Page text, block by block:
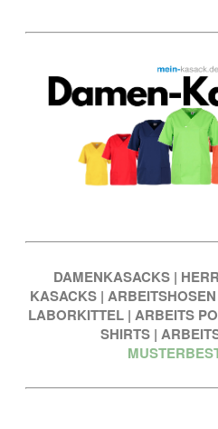
DAMENKASACKS |
KASACKS |
LABORKITTEL | ARBEITS
SHIRTS |